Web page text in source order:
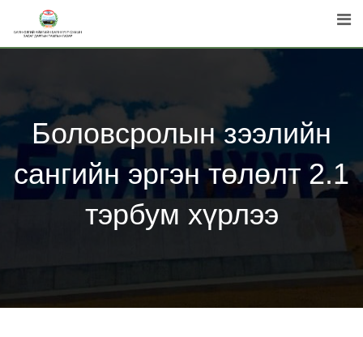
Боловсролын зээлийн
сангийн эргэн төлөлт 2.1
тэрбум хүрлээ